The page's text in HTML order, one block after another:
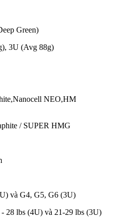
Green)
3U (Avg 88g)
NEO,HM
/ SUPER HMG
và G4, G5, G6 (3U)
28 lbs (4U) và 21-29 lbs (3U)